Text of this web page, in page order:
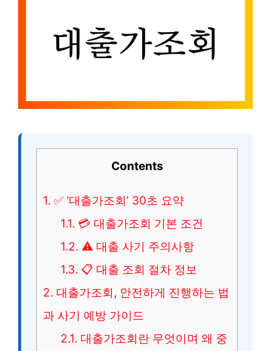
Contents
1. ✅ ‘대출가조회’ 30초 요약
1.1. 💳 대출가조회 기본 조건
1.2. ⚠️ 대출 사기 주의사항
1.3. 📋 대출 조회 절차 정보
2. 대출가조회, 안전하게 진행하는 법
과 사기 예방 가이드
2.1. 대출가조회란 무엇이며 왜 중